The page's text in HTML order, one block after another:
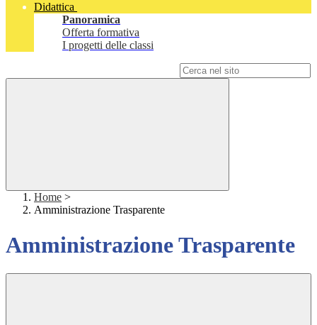
Didattica
Panoramica
Offerta formativa
I progetti delle classi
Home >
Amministrazione Trasparente
Amministrazione Trasparente